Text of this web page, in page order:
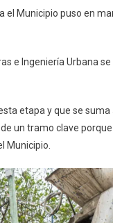
el Municipio puso en
e Ingeniería Urbana
etapa y que se suma
un tramo clave
Municipio.